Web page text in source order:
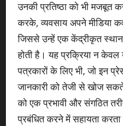
उनकी प्रतिष्ठा को भी मजबूत
करके, व्यवसाय अपने मीडिया
जिससे उन्हें एक केंद्रीकृत स्थान
होती है। यह प्रक्रिया न केवल
पत्रकारों के लिए भी, जो इन
जानकारी को तेजी से खोज
को एक प्रभावी और संगठित
प्रबंधित करने में सहायता